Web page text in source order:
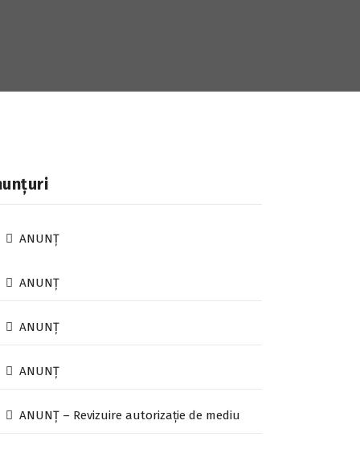
ANUNȚ
ANUNȚ
ANUNȚ
ANUNȚ
ANUNȚ – Revizuire autorizație de mediu